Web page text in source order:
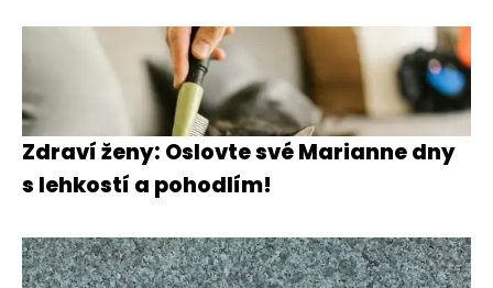
Zdraví ženy: Oslovte své Marianne dny
s lehkostí a pohodlím!